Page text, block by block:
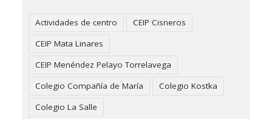
Actividades de centro
CEIP Cisneros
CEIP Mata Linares
CEIP Menéndez Pelayo Torrelavega
Colegio Compañía de María
Colegio Kostka
Colegio La Salle